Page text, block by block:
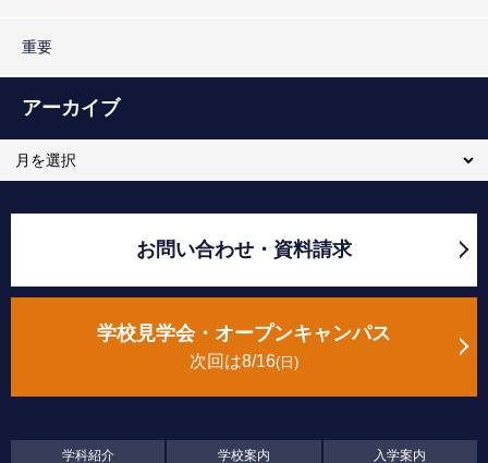
重要
アーカイブ
お問い合わせ・資料請求
学校見学会・オープンキャンパス
次回は8/16 日
学科紹介 学校案内 入学案内